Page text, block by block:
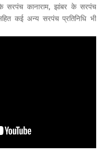
सरपंच कानाराम, झांबर के सरपंच
कई अन्य सरपंच प्रतिनिधि भी